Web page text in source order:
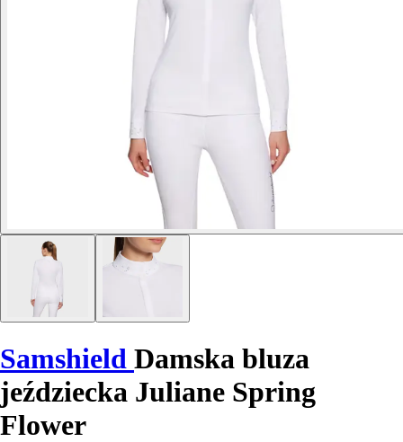
Samshield Damska bluza
jeździecka Juliane Spring
Flower